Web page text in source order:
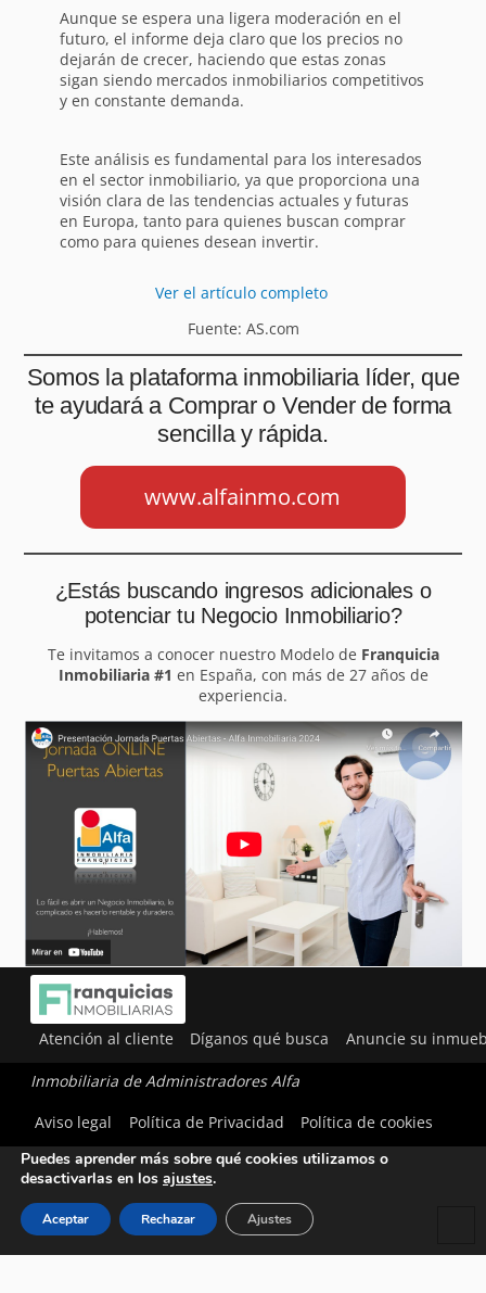
Aunque se espera una ligera moderación en el
futuro, el informe deja claro que los precios no
dejarán de crecer, haciendo que estas zonas
sigan siendo mercados inmobiliarios competitivos
y en constante demanda.
Este análisis es fundamental para los interesados
en el sector inmobiliario, ya que proporciona una
visión clara de las tendencias actuales y futuras
en Europa, tanto para quienes buscan comprar
como para quienes desean invertir.
Ver el artículo completo
Fuente: AS.com
Somos la plataforma inmobiliaria líder, que
te ayudará a Comprar o Vender de forma
sencilla y rápida.
www.alfainmo.com
¿Estás buscando ingresos adicionales o
potenciar tu Negocio Inmobiliario?
Te invitamos a conocer nuestro Modelo de Franquicia
Inmobiliaria #1 en España, con más de 27 años de
experiencia.
Atención al cliente Díganos qué busca Anuncie su
Inmobiliaria de Administradores Alfa
Aviso legal
Política de Privacidad Política de cookies
Utilizamos cookies para ofrecerte la mejor experiencia en
Puedes aprender más sobre qué cookies utilizamos o
desactivarlas en los ajustes.
Aceptar Rechazar Ajustes